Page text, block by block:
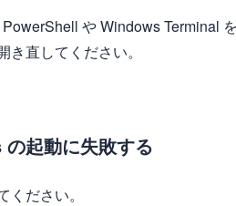
や Windows Terminal
直してください。
起動に失敗する
ださい。